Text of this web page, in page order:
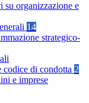
organizzazione e
14
strategico-
codice di condotta 2
e imprese